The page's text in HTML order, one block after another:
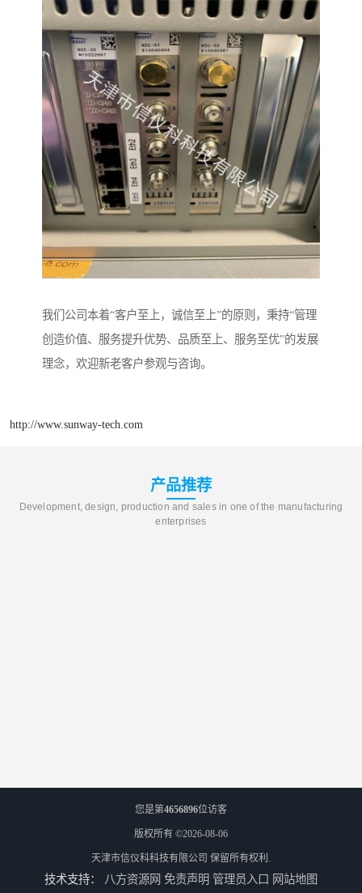
我们公司本着“客户至上，诚信至上”的原则，秉持“管理
创造价值、服务提升优势、品质至上、服务至优"的发展
理念，欢迎新老客户参观与咨询。
http://www.sunway-tech.com
产品推荐
Development, design, production and sales in one of the manufacturing
enterprises
您是第4656896位访客
版权所有 ©2026-08-06
天津市信仪科科技有限公司 保留所有权利.
技术支持： 八方资源网 免责声明 管理员入口 网站地图